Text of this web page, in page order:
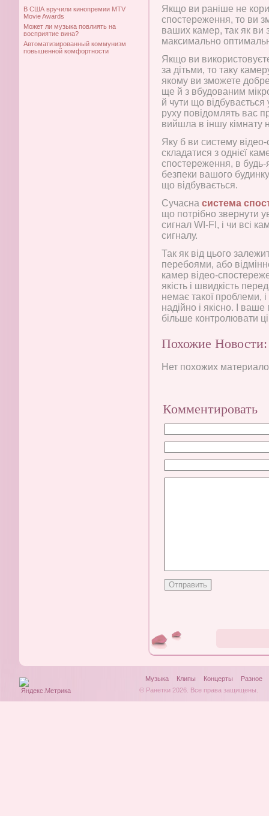
В США вручили кинопремии MTV
Movie Awards
Может ли музыка повлиять на
восприятие вина?
Автоматизированный коммунизм
повышенной комфортности
Якщо ви раніше не
спостереження, то ви
ваших камер, так як ви
максимально
Якщо ви
за дітьми, то таку
якому ви зможете
ще й з вбудованим
й чути що
руху повідомлять вас
вийшла в іншу кімнату
Яку б ви систему
складатися з однієї
спостереження, в будь-
безпеки вашого
що відбувається.
Сучасна система
що потрібно звернути
сигнал WI-FI, і чи всі
сигналу.
Так як від цього
перебоями, або
камер відео-
якість і швидкість
немає такої проблеми,
надійно і якісно. І
більше контролювати
Похожие Новости:
Нет похожих
Комментировать
Музыка Клипы Концерты
Разное
© Ранетки 2026. Все права защищены.